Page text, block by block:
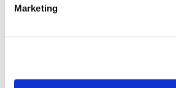
Marketing